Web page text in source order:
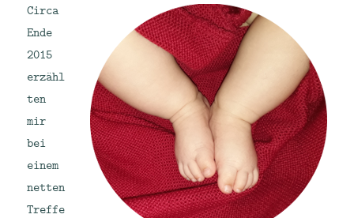
Circa
Ende
2015
erzähl
ten
mir
bei
einem
netten
Treffe